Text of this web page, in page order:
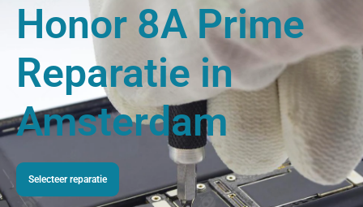
Honor 8A Prime
Reparatie in
Amsterdam
Selecteer reparatie